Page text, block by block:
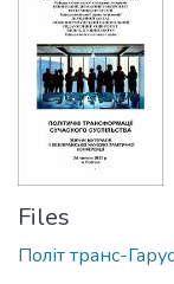
Files
Політ транс-